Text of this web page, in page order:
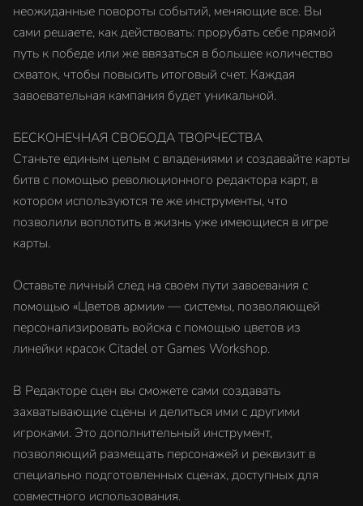
неожиданные повороты событий, меняющие все. Вы
сами решаете, как действовать: прорубать себе прямой
путь к победе или же ввязаться в большее количество
схваток, чтобы повысить итоговый счет. Каждая
завоевательная кампания будет уникальной.
БЕСКОНЕЧНАЯ СВОБОДА ТВОРЧЕСТВА
Станьте единым целым с владениями и создавайте карты
битв с помощью революционного редактора карт, в
котором используются те же инструменты, что
позволили воплотить в жизнь уже имеющиеся в игре
карты.
Оставьте личный след на своем пути завоевания с
помощью «Цветов армии» — системы, позволяющей
персонализировать войска с помощью цветов из
линейки красок Citadel от Games Workshop.
В Редакторе сцен вы сможете сами создавать
захватывающие сцены и делиться ими с другими
игроками. Это дополнительный инструмент,
позволяющий размещать персонажей и реквизит в
специально подготовленных сценах, доступных для
совместного использования.